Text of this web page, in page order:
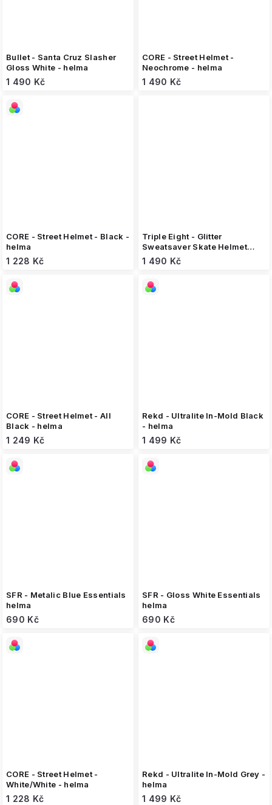
Bullet - Santa Cruz Slasher
Gloss White - helma
1 490 Kč
CORE - Street Helmet -
Neochrome - helma
1 490 Kč
CORE - Street Helmet - Black -
helma
1 228 Kč
Triple Eight - Glitter
Sweatsaver Skate Helmet
Black - helma
1 490 Kč
CORE - Street Helmet - All
Black - helma
1 249 Kč
Rekd - Ultralite In-Mold Black
- helma
1 499 Kč
SFR - Metalic Blue Essentials
helma
690 Kč
SFR - Gloss White Essentials
helma
690 Kč
CORE - Street Helmet -
White/White - helma
1 228 Kč
Rekd - Ultralite In-Mold Grey -
helma
1 499 Kč